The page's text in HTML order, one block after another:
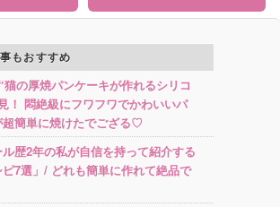
もおすすめ
“猫の厚焼パンケーキが作れるシリコ
！ 悶絶級にフワフワでかわいいパ
超簡単に焼けたでござる♡
歴2年の私が自信を持って紹介する
ピ7選」/ どれも簡単に作れて絶品で